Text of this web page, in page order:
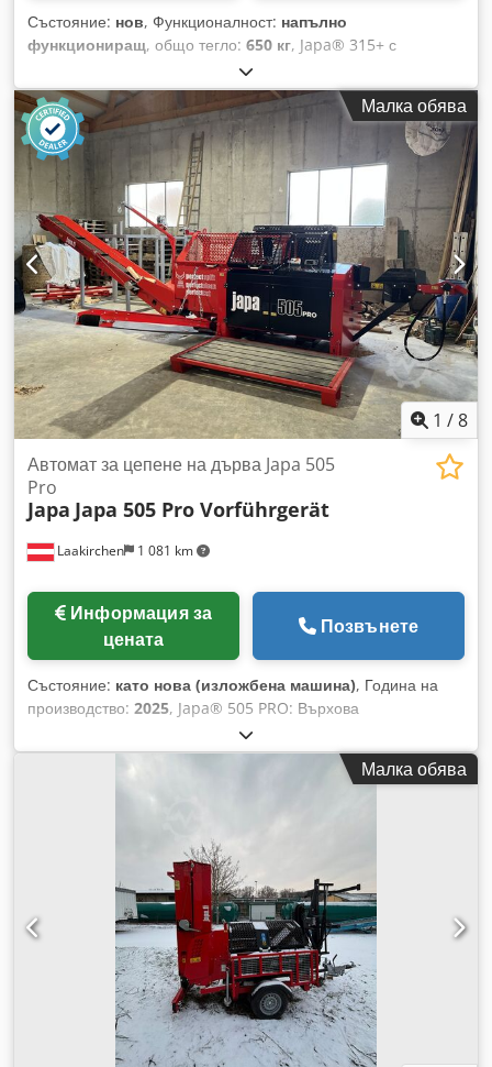
Състояние: нов, Функционалност: напълно
функциониращ, общо тегло: 650 кг, Japa® 315+ с
електрическо задвижване предлага обширни функции и
висока производителност в компактна, мобилна единица.
Ние увеличихме капацитета – максималният диаметър на
дървения материал вече е 31 см, а дължината – 50 см.
Технически данни: Максимален диаметър на трупа: 310 мм
Сила на цепене: 5,6 T Dsdexx Szhopfx Albjck Разделителен
клин: 4-странен Дължина на цепеницата: до 50 см Обем на
маслото: 30 л Мощност на мотора (S1): 4 kW / 400V Тегло:
600 кг Размери: 4060 x 1330 x 2580 мм Оригинални снимки
и честни описания. Доставка по договаряне. Честни цени.
❓При въпроси се обадете – отговаряме бързо и любезно!
Малка обява
1 /8
Laakirchen 1 081 km
Автомат за цепене на дърва Japa 505
Pro
Japa Japa 505 Pro Vorführgerät
Информация за
цената
Позвънете
Състояние: като нова (изложбена машина), Година на
производство: 2025, Japa® 505 PRO: Върхова
производителност и многофункционалност за най-високи
изисквания Разширена технология за цепене с Perfect Split
Освен доказаната система за рязане Perfect Cut, моделът
PRO се отличава с уникално острие за цепене Perfect Split,
винаги равномерно и висококачествено производство на
дърва за огрев. Превключването между методите на
цепене се извършва за само няколко минути и подчертава
изключителната многофункционалност на машината.
Напреднало почистване с Perfect Clean Japa® 505 PRO е
оборудвана с иновативна почистваща система Perfect
Clean, която ефективно премахва трици, стърготини и кора
от крайния продукт. Така се получава винаги чисти и
подредени дърва за огрев, което не само намалява
нуждата от почистване на машината, но и значително
Малка обява